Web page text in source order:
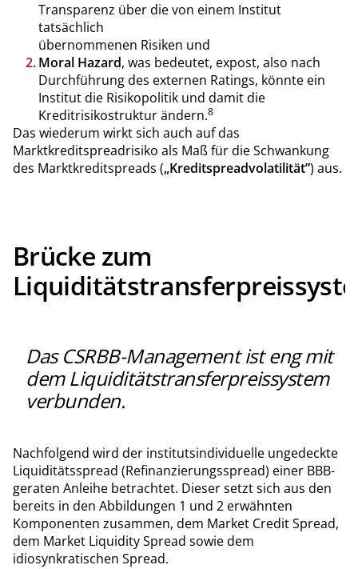
Transparenz über die von einem Institut
tatsächlich
übernommenen Risiken und
Moral Hazard, was bedeutet, expost, also nach
Durchführung des externen Ratings, könnte ein
Institut die Risikopolitik und damit die
Kreditrisikostruktur ändern.8
Das wiederum wirkt sich auch auf das
Marktkreditspreadrisiko als Maß für die Schwankung
des Marktkreditspreads („Kreditspreadvolatilität”) aus.
Brücke zum
Das CSRBB-Management ist eng mit
dem Liquiditätstransferpreissystem
verbunden.
Nachfolgend wird der institutsindividuelle ungedeckte
Liquiditätsspread (Refinanzierungsspread) einer BBB-
geraten Anleihe betrachtet. Dieser setzt sich aus den
bereits in den Abbildungen 1 und 2 erwähnten
Komponenten zusammen, dem Market Credit Spread,
dem Market Liquidity Spread sowie dem
idiosynkratischen Spread.